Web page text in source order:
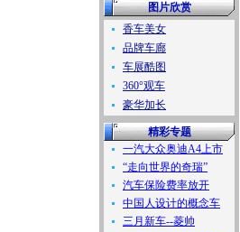
图片欣赏
香车美女
品牌车廊
车展酷图
360°观车
豪华加长
精彩专题
一汽大众奥迪A4上市
“走向世界的奇瑞”
汽车保险费率放开
中国人设计的概念车
三月新车--菱帅